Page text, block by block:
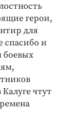
герои,
для
спасибо и
боевых
чтут